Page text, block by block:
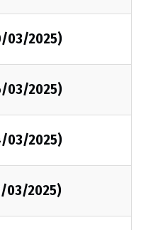
03/2025)
03/2025)
03/2025)
03/2025)